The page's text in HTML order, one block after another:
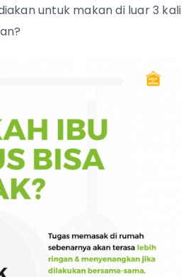
untuk makan di luar 3 kali